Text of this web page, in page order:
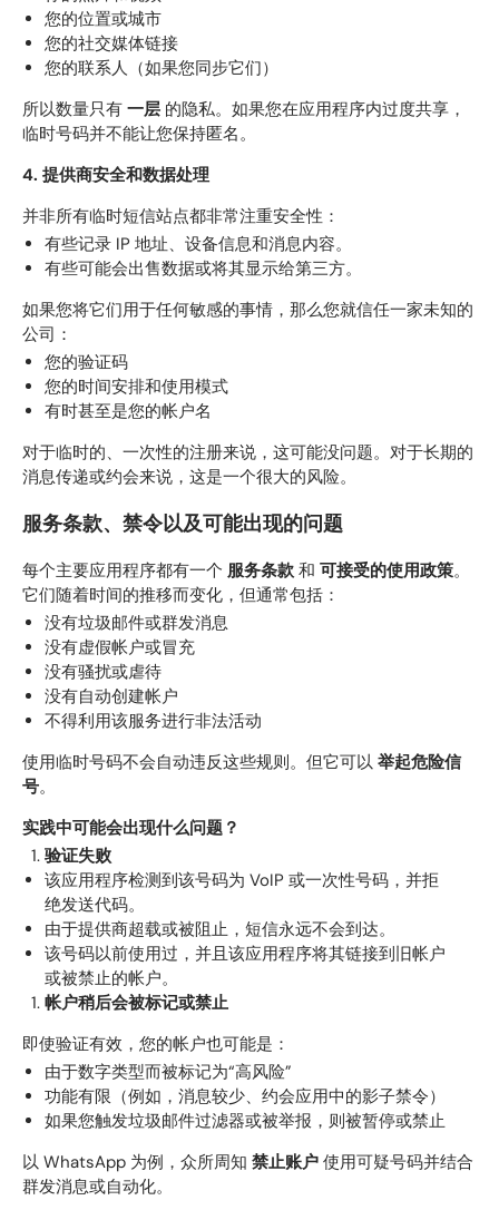
您的位置或城市
您的社交媒体链接
您的联系人（如果您同步它们）
所以数量只有 一层 的隐私。如果您在应用程序内过度共享，
临时号码并不能让您保持匿名。
4. 提供商安全和数据处理
并非所有临时短信站点都非常注重安全性：
有些记录 IP 地址、设备信息和消息内容。
有些可能会出售数据或将其显示给第三方。
如果您将它们用于任何敏感的事情，那么您就信任一家未知的
公司：
您的验证码
您的时间安排和使用模式
有时甚至是您的帐户名
对于临时的、一次性的注册来说，这可能没问题。对于长期的
消息传递或约会来说，这是一个很大的风险。
服务条款、禁令以及可能出现的问题
每个主要应用程序都有一个 服务条款 和 可接受的使用政策。
它们随着时间的推移而变化，但通常包括：
没有垃圾邮件或群发消息
没有虚假帐户或冒充
没有骚扰或虐待
没有自动创建帐户
不得利用该服务进行非法活动
使用临时号码不会自动违反这些规则。但它可以 举起危险信
号。
实践中可能会出现什么问题？
验证失败
该应用程序检测到该号码为 VoIP 或一次性号码，并拒
绝发送代码。
由于提供商超载或被阻止，短信永远不会到达。
该号码以前使用过，并且该应用程序将其链接到旧帐户
或被禁止的帐户。
帐户稍后会被标记或禁止
即使验证有效，您的帐户也可能是：
由于数字类型而被标记为“高风险”
功能有限（例如，消息较少、约会应用中的影子禁令）
如果您触发垃圾邮件过滤器或被举报，则被暂停或禁止
以 WhatsApp 为例，众所周知 禁止账户 使用可疑号码并结合
群发消息或自动化。